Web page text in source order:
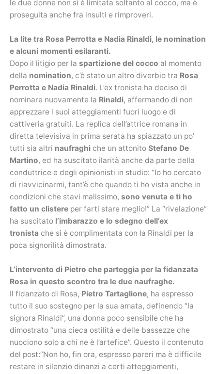
le due donne non si è limitata soltanto al cocco, ma è
proseguita anche fra insulti e rimproveri.
La lite tra Rosa Perrotta e Nadia Rinaldi, le nomination
e alcuni momenti esilaranti.
Dopo il litigio per la spartizione del cocco al momento
della nomination, c’è stato un altro diverbio tra Rosa
Perrotta e Nadia Rinaldi. L’ex tronista ha deciso di
nominare nuovamente la Rinaldi, affermando di non
apprezzare i suoi atteggiamenti fuori luogo e di
cattiveria gratuiti. La replica dell’attrice romana in
diretta televisiva in prima serata ha spiazzato un po’
tutti sia altri naufraghi che un attonito Stefano De
Martino, ed ha suscitato ilarità anche da parte della
conduttrice e degli opinionisti in studio: “Io ho cercato
di riavvicinarmi, tant’è che quando ti ho vista anche in
condizioni che stavi malissimo, sono venuta e ti ho
fatto un clistere per farti stare meglio!” La “rivelazione”
ha suscitato l’imbarazzo e lo sdegno dell’ex
tronista che si è complimentata con la Rinaldi per la
poca signorilità dimostrata.
L’intervento di Pietro che parteggia per la fidanzata
Rosa in questo scontro tra le due naufraghe.
Il fidanzato di Rosa, Pietro Tartaglione, ha espresso
tutto il suo sostegno per la sua amata, definendo “la
signora Rinaldi”, una donna poco sensibile che ha
dimostrato “una cieca ostilità e delle bassezze che
nuociono solo a chi ne è l’artefice”. Questo il contenuto
del post:”Non ho, fin ora, espresso pareri ma è difficile
restare in silenzio dinanzi a certi atteggiamenti,